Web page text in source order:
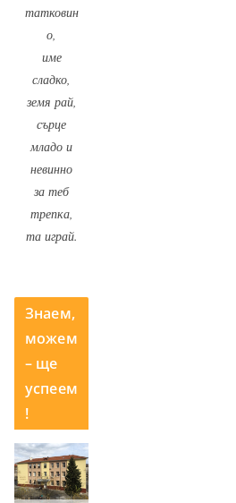
татковин
о,
име
сладко,
земя рай,
сърце
младо и
невинно
за теб
трепка,
та играй.
Знаем,
можем
– ще
успеем
!